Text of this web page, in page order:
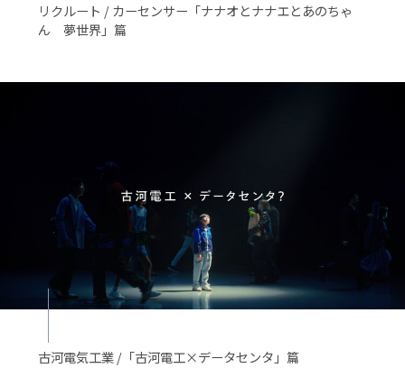
リクルート / カーセンサー「ナナオとナナエとあのちゃ
ん 夢世界」篇
古河電気工業 /「古河電工×データセンタ」篇